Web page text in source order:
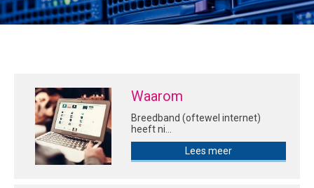
Waarom
breedbandinternet?
Breedband (oftewel internet)
heeft ni...
Lees meer